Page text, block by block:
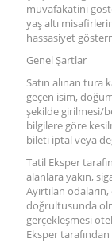
muvafakatini
yaş altı
hassasiyet
Genel Şartlar
Satın alınan tura
geçen isim,
şekilde girilmesi/
bilgilere göre
bileti iptal veya
Tatil Eksper
alanlara yakın,
Ayırtılan
doğrultusunda
gerçekleşmesi
Eksper